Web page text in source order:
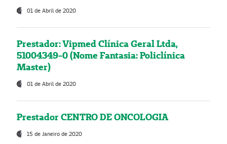
01 de Abril de 2020
Prestador: Vipmed Clínica Geral Ltda,
51004349-0 (Nome Fantasia: Policlínica
Master)
01 de Abril de 2020
Prestador CENTRO DE ONCOLOGIA
15 de Janeiro de 2020